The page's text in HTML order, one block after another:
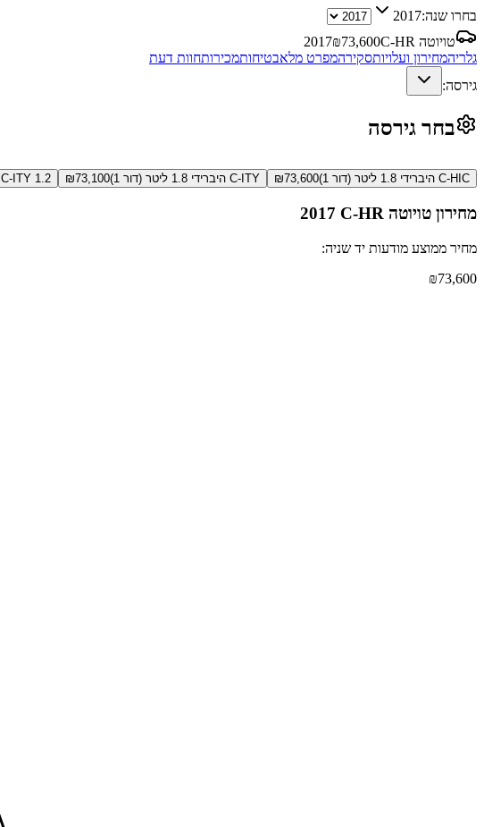
בחרו שנה:2017
טויוטה C-HR
2017₪73,600
גלריהמחירון ועלויותסקירהמפרט מלאבטיחותמכירותחוות דעת
גירסה:
בחר גירסה
C-HIC היברידי 1.8 ליטר (דור 1) ₪73,600 C-ITY היברידי 1.8 ליטר (דור 1) ₪73,100 C-ITY 1.2 ליטר (דור 1)
מחירון טויוטה C-HR 2017
מחיר ממוצע מודעות יד שניה:
₪73,600